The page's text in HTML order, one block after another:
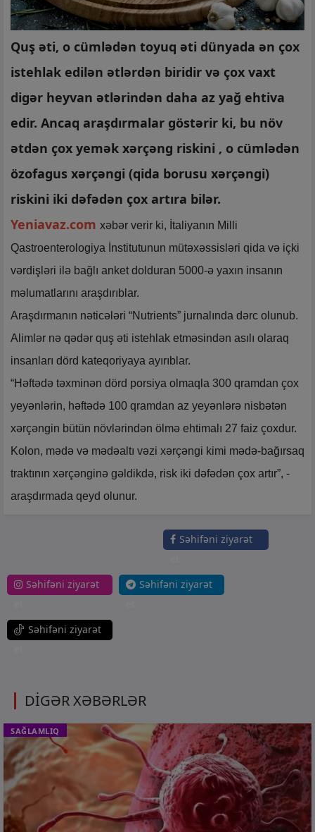
Quş əti, o cümlədən toyuq əti dünyada ən çox
istehlak edilən ətlərdən biridir və çox vaxt
digər heyvan ətlərindən daha az yağ ehtiva
edir. Ancaq araşdırmalar göstərir ki, bu növ
ətdən çox yemək xərçəng riskini , o cümlədən
özofagus xərçəngi (qida borusu xərçəngi)
riskini iki dəfədən çox artıra bilər.
Yeniavaz.com xəbər verir ki, İtaliyanın Milli
Qastroenterologiya İnstitutunun mütəxəssisləri qida və içki
vərdişləri ilə bağlı anket dolduran 5000-ə yaxın insanın
məlumatlarını araşdırıblar.
Araşdırmanın nəticələri “Nutrients” jurnalında dərc olunub.
Alimlər nə qədər quş əti istehlak etməsindən asılı olaraq
insanları dörd kateqoriyaya ayırıblar.
“Həftədə təxminən dörd porsiya olmaqla 300 qramdan çox
yeyənlərin, həftədə 100 qramdan az yeyənlərə nisbətən
xərçəngin bütün növlərindən ölmə ehtimalı 27 faiz çoxdur.
Kolon, mədə və mədəaltı vəzi xərçəngi kimi mədə-bağırsaq
traktının xərçənginə gəldikdə, risk iki dəfədən çox artır”, -
araşdırmada qeyd olunur.
Səhifəni ziyarət
Səhifəni ziyarət
Səhifəni ziyarət
Səhifəni ziyarət
DİGƏR XƏBƏRLƏR
SAĞLAMLIQ